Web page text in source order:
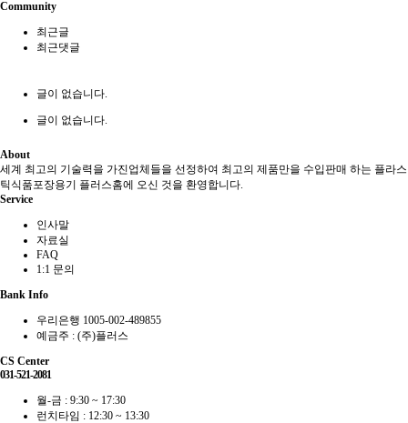
Community
최근글
최근댓글
글이 없습니다.
글이 없습니다.
About
세계 최고의 기술력을 가진업체들을 선정하여 최고의 제품만을 수입판매 하는 플라스
틱식품포장용기 플러스홈에 오신 것을 환영합니다.
Service
인사말
자료실
FAQ
1:1 문의
Bank Info
우리은행 1005-002-489855
예금주 : (주)플러스
CS Center
031-521-2081
월-금 : 9:30 ~ 17:30
런치타임 : 12:30 ~ 13:30